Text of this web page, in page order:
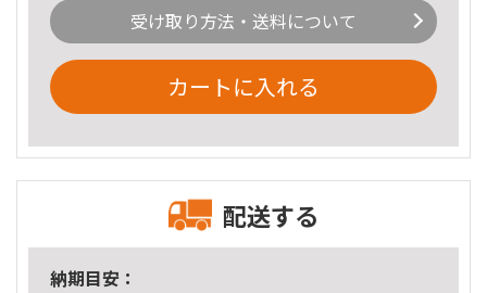
受け取り方法・送料について
カートに入れる
配送する
納期目安：